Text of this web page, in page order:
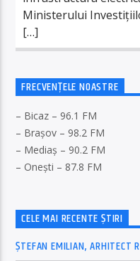
Ministerului
[…]
FRECVENȚELE NOASTRE
– Bicaz – 96.1 FM
– Brașov – 98.2 FM
– Mediaș – 90.2 FM
– Onești – 87.8 FM
CELE MAI RECENTE ȘTIRI
ȘTEFAN EMILIAN, ARHITECT